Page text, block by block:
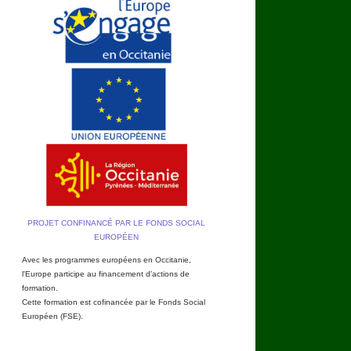
PROJET CONFINANCÉ PAR LE FONDS SOCIAL
EUROPÉEN
Avec les programmes européens en Occitanie,
l'Europe participe au financement d'actions de
formation.
Cette formation est cofinancée par le Fonds Social
Européen (FSE).